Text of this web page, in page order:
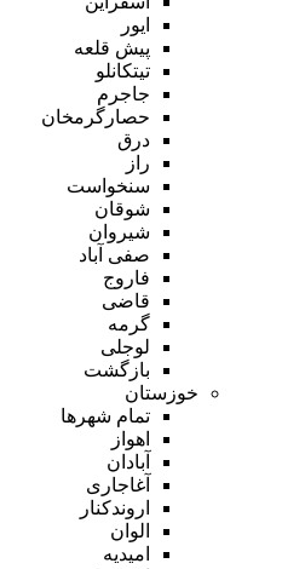
ایور
پیش قلعه
تیتکانلو
جاجرم
حصارگرمخان
درق
راز
سنخواست
شوقان
شیروان
صفی آباد
فاروج
قاضی
گرمه
لوجلی
بازگشت
خوزستان
تمام شهر‌ها
اهواز
آبادان
آغاجاری
اروندکنار
الوان
امیدیه